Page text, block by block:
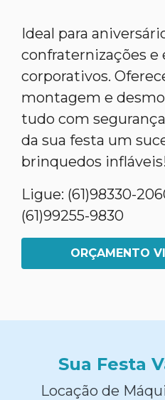
Ideal para
confraternizações e
corporativos.
montagem e
tudo com
da sua festa um
brinquedos
Ligue: (61)98330-
(61)99255-9830
ORÇAMENTO
Sua Festa
Locação de